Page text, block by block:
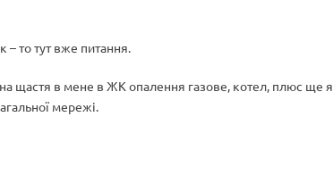
то тут вже питання.
на щастя в мене в ЖК опалення газове, котел, плюс ще я
мережі.